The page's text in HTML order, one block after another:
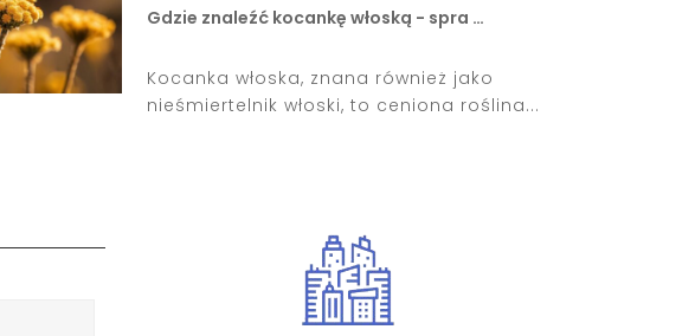
Gdzie znaleźć kocankę włoską - spra …
Kocanka włoska, znana również jako
nieśmiertelnik włoski, to ceniona roślina...